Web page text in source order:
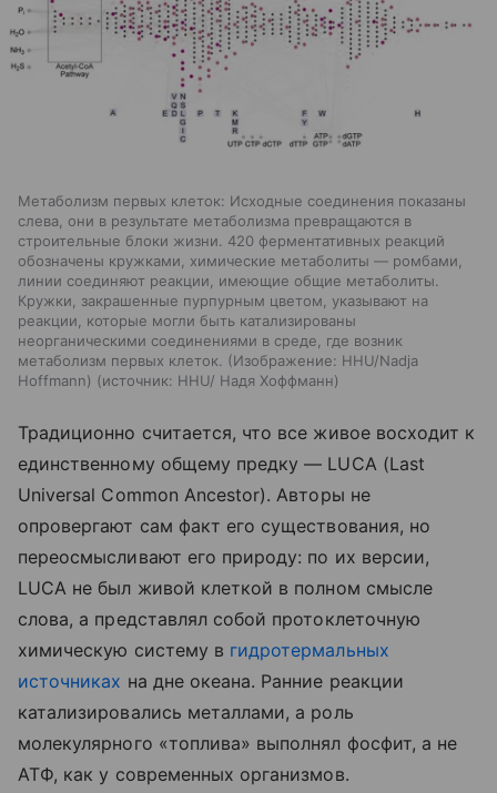
Метаболизм первых клеток: Исходные соединения показаны
слева, они в результате метаболизма превращаются в
строительные блоки жизни. 420 ферментативных реакций
обозначены кружками, химические метаболиты — ромбами,
линии соединяют реакции, имеющие общие метаболиты.
Кружки, закрашенные пурпурным цветом, указывают на
реакции, которые могли быть катализированы
неорганическими соединениями в среде, где возник
метаболизм первых клеток. (Изображение: HHU/Nadja
Hoffmann)
источник: HHU/ Надя Хоффманн
Традиционно считается, что все живое восходит к
единственному общему предку — LUCA (Last
Universal Common Ancestor). Авторы не
опровергают сам факт его существования, но
переосмысливают его природу: по их версии,
LUCA не был живой клеткой в полном смысле
слова, а представлял собой протоклеточную
химическую систему в гидротермальных
источниках на дне океана. Ранние реакции
катализировались металлами, а роль
молекулярного «топлива» выполнял фосфит, а не
АТФ, как у современных организмов.